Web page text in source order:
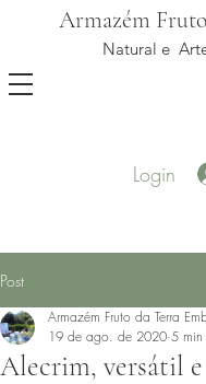
Armazém
Natural e
Login
Post
Alecrim, versátil
Armazém Fruto da Terra
19 de ago. de 2020 5 min